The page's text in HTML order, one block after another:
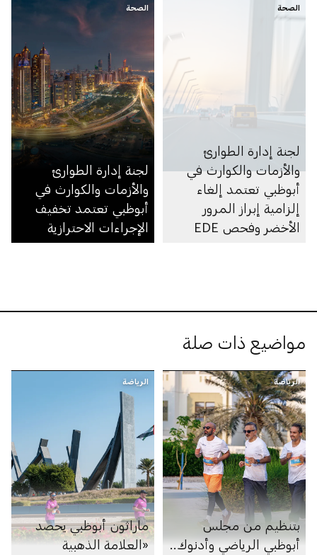
والسياحية والفعاليات
الحصن لتصبح 30 يوماً
والثقافية في الإمارة
الصحة
لجنة إدارة الطوارئ
والأزمات والكوارث في
أبوظبي تعتمد إلغاء
إلزامية إبراز المرور
الأخضر وفحص EDE
الصحة
لجنة إدارة الطوارئ
والأزمات والكوارث في
أبوظبي تعتمد تخفيف
الإجراءات الاحترازية
مواضيع ذات صلة
الرياضة
بتنظيم من مجلس
أبوظبي الرياضي وأدنوك..
الرياضة
ماراثون أبوظبي يحصد
«العلامة الذهبية